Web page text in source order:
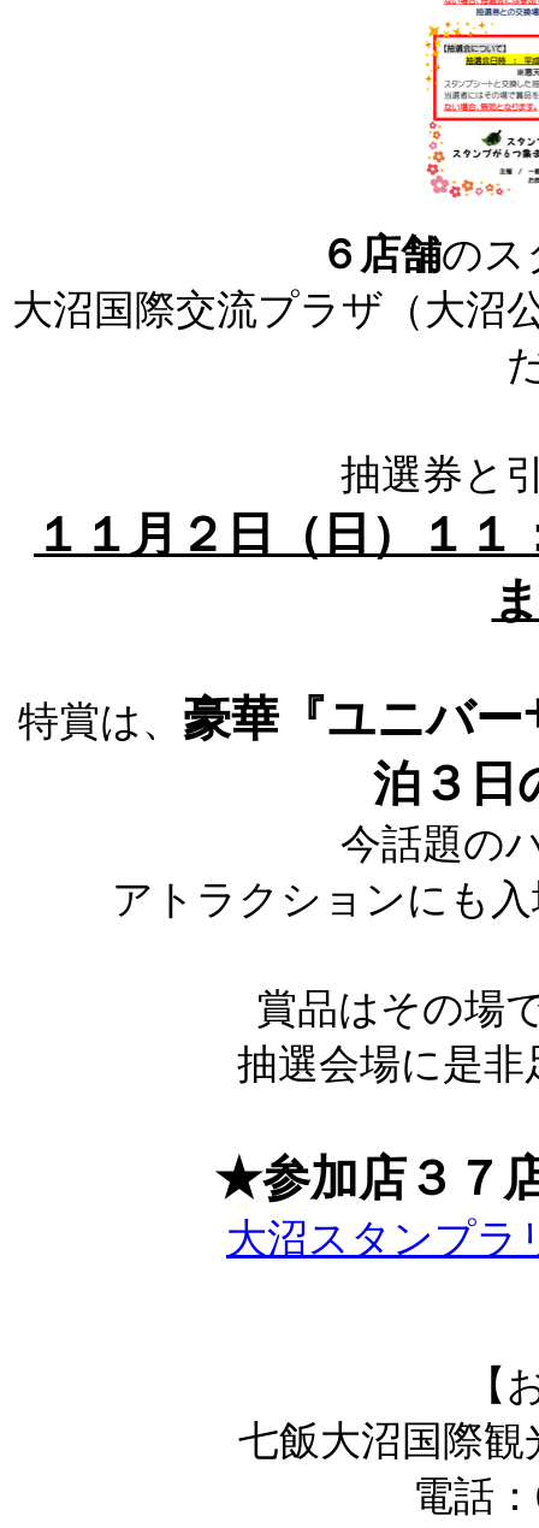
６店舗のス
大沼国際交流プラザ（大沼
抽選券と
１１月２日（日）１
特賞は、 豪華『ユニバ
泊３日
今話題の
アトラクションにも
賞品はその場
抽選会場に是
★参加店３７
大沼スタンプラ
【
七飯大沼国際
電話：